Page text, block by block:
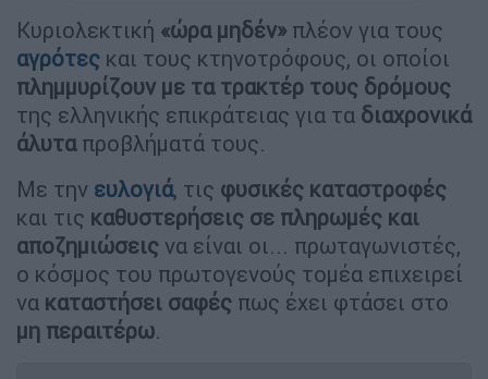
Κυριολεκτική «ώρα μηδέν» πλέον για τους
αγρότες και τους κτηνοτρόφους, οι οποίοι
πλημμυρίζουν με τα τρακτέρ τους δρόμους
της ελληνικής επικράτειας για τα διαχρονικά
άλυταπροβλήματά τους.
Με την ευλογιά, τις φυσικές καταστροφές
και τις καθυστερήσεις σε πληρωμές και
αποζημιώσεις να είναι οι... πρωταγωνιστές,
ο κόσμος του πρωτογενούς τομέα επιχειρεί
να καταστήσει σαφές πως έχει φτάσει στο
μη περαιτέρω.